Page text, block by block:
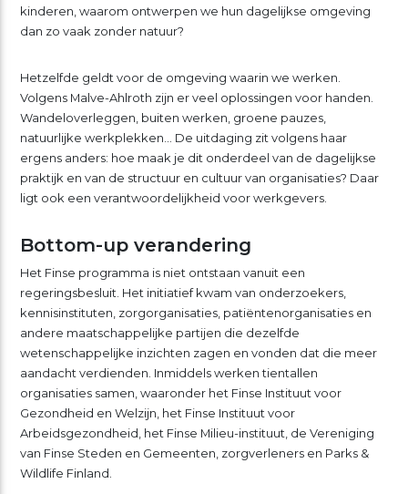
kinderen, waarom ontwerpen we hun dagelijkse omgeving
dan zo vaak zonder natuur?
Hetzelfde geldt voor de omgeving waarin we werken.
Volgens Malve-Ahlroth zijn er veel oplossingen voor handen.
Wandeloverleggen, buiten werken, groene pauzes,
natuurlijke werkplekken… De uitdaging zit volgens haar
ergens anders: hoe maak je dit onderdeel van de dagelijkse
praktijk en van de structuur en cultuur van organisaties? Daar
ligt ook een verantwoordelijkheid voor werkgevers.
Bottom-up verandering
Het Finse programma is niet ontstaan vanuit een
regeringsbesluit. Het initiatief kwam van onderzoekers,
kennisinstituten, zorgorganisaties, patiëntenorganisaties en
andere maatschappelijke partijen die dezelfde
wetenschappelijke inzichten zagen en vonden dat die meer
aandacht verdienden. Inmiddels werken tientallen
organisaties samen, waaronder het Finse Instituut voor
Gezondheid en Welzijn, het Finse Instituut voor
Arbeidsgezondheid, het Finse Milieu-instituut, de Vereniging
van Finse Steden en Gemeenten, zorgverleners en Parks &
Wildlife Finland.